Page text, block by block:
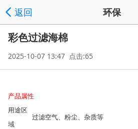
返回 环保
彩色过滤海棉
2025-10-07 13:47 点击:65
产品属性
用途区
域
过滤空气、粉尘、杂质等